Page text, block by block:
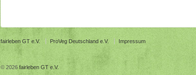
fairleben GT e.V. ProVeg Deutschland e.V. Impressum
© 2026fairleben GT e.V.